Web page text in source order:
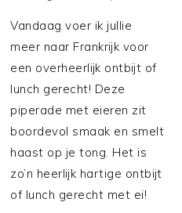
Vandaag voer ik jullie
meer naar Frankrijk voor
een overheerlijk ontbijt of
lunch gerecht! Deze
piperade met eieren zit
boordevol smaak en smelt
haast op je tong. Het is
zo’n heerlijk hartige ontbijt
of lunch gerecht met ei!